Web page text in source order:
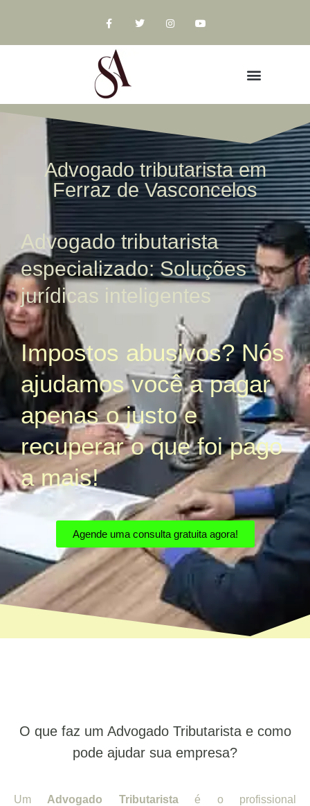
Advogado tributarista em
Ferraz de Vasconcelos
Advogado tributarista
especializado: Soluções
jurídicas inteligentes
Impostos abusivos? Nós
ajudamos você a pagar
apenas o justo e
recuperar o que foi pago
a mais!
Agende uma consulta gratuita agora!
O que faz um Advogado Tributarista e como
pode ajudar sua empresa?
Um Advogado Tributaristaé o profissional